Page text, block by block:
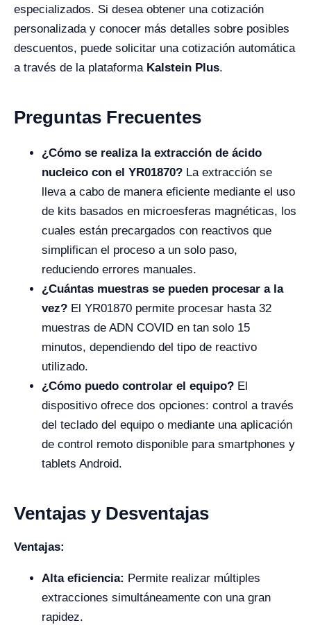
especializados. Si desea obtener una cotización
personalizada y conocer más detalles sobre posibles
descuentos, puede solicitar una cotización automática
a través de la plataforma Kalstein Plus.
Preguntas Frecuentes
¿Cómo se realiza la extracción de ácido
nucleico con el YR01870? La extracción se
lleva a cabo de manera eficiente mediante el uso
de kits basados en microesferas magnéticas, los
cuales están precargados con reactivos que
simplifican el proceso a un solo paso,
reduciendo errores manuales.
¿Cuántas muestras se pueden procesar a la
vez? El YR01870 permite procesar hasta 32
muestras de ADN COVID en tan solo 15
minutos, dependiendo del tipo de reactivo
utilizado.
¿Cómo puedo controlar el equipo? El
dispositivo ofrece dos opciones: control a través
del teclado del equipo o mediante una aplicación
de control remoto disponible para smartphones y
tablets Android.
Ventajas y Desventajas
Ventajas:
Alta eficiencia: Permite realizar múltiples
extracciones simultáneamente con una gran
rapidez.